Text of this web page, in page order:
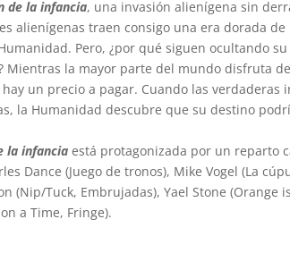
de la infancia, una invasión alienígena sin
alienígenas traen consigo una era dorada de
Pero, ¿por qué siguen ocultando
Mientras la mayor parte del mundo disfruta
un precio a pagar. Cuando las verdaderas
la Humanidad descubre que su destino
la infanciaestá protagonizada por un reparto
Dance (Juego de tronos), Mike Vogel (La
(Nip/Tuck, Embrujadas), Yael Stone (Orange
a Time, Fringe).